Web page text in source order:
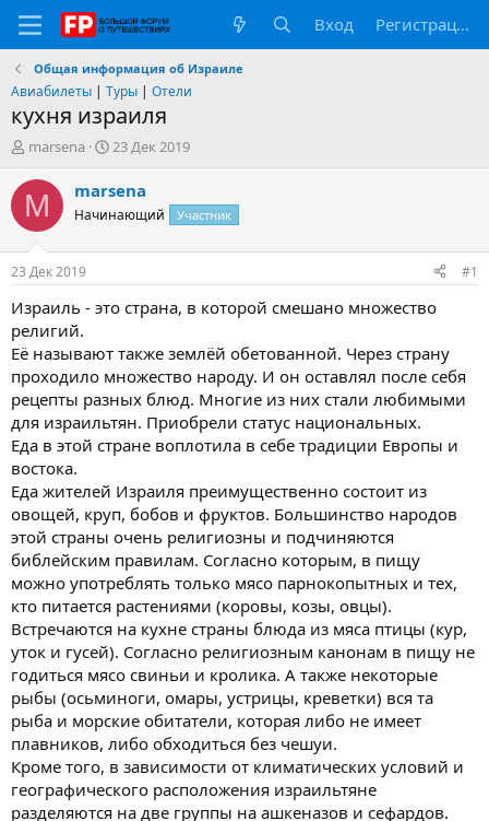
Вход Регистрация
Общая информация об Израиле
Авиабилеты | Туры | Отели
кухня израиля
А
т
о
т
е
м
ы
marsena
Д
т
н
а
л
23 Дек 2019
M marsena
Начинающий Участник
23 Дек 2019 #1
Израиль - это страна, в которой смешано множество
религий.
Её называют также землёй обетованной. Через страну
проходило множество народу. И он оставлял после себя
рецепты разных блюд. Многие из них стали любимыми
для израильтян. Приобрели статус национальных.
Еда в этой стране воплотила в себе традиции Европы и
востока.
Еда жителей Израиля преимущественно состоит из
овощей, круп, бобов и фруктов. Большинство народов
этой страны очень религиозны и подчиняются
библейским правилам. Согласно которым, в пищу
можно употреблять только мясо парнокопытных и тех,
кто питается растениями (коровы, козы, овцы).
Встречаются на кухне страны блюда из мяса птицы (кур,
уток и гусей). Согласно религиозным канонам в пищу не
годиться мясо свиньи и кролика. А также некоторые
рыбы (осьминоги, омары, устрицы, креветки) вся та
рыба и морские обитатели, которая либо не имеет
плавников, либо обходиться без чешуи.
Кроме того, в зависимости от климатических условий и
географического расположения израильтяне
разделяются на две группы на ашкеназов и сефардов.